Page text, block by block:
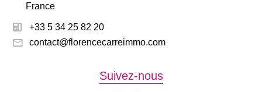
France
+33 5 34 25 82 20
contact@florencecarreimmo.com
Suivez-nous